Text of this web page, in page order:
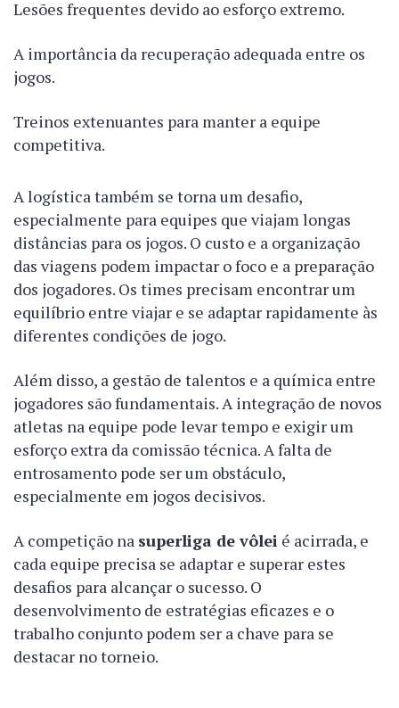
Lesões frequentes devido ao esforço extremo.
A importância da recuperação adequada entre os
jogos.
Treinos extenuantes para manter a equipe
competitiva.
A logística também se torna um desafio,
especialmente para equipes que viajam longas
distâncias para os jogos. O custo e a organização
das viagens podem impactar o foco e a preparação
dos jogadores. Os times precisam encontrar um
equilíbrio entre viajar e se adaptar rapidamente às
diferentes condições de jogo.
Além disso, a gestão de talentos e a química entre
jogadores são fundamentais. A integração de novos
atletas na equipe pode levar tempo e exigir um
esforço extra da comissão técnica. A falta de
entrosamento pode ser um obstáculo,
especialmente em jogos decisivos.
A competição na superliga de vôlei é acirrada, e
cada equipe precisa se adaptar e superar estes
desafios para alcançar o sucesso. O
desenvolvimento de estratégias eficazes e o
trabalho conjunto podem ser a chave para se
destacar no torneio.